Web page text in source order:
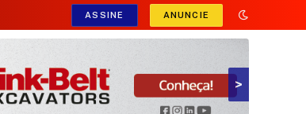
ASSINE ANUNCIE
>